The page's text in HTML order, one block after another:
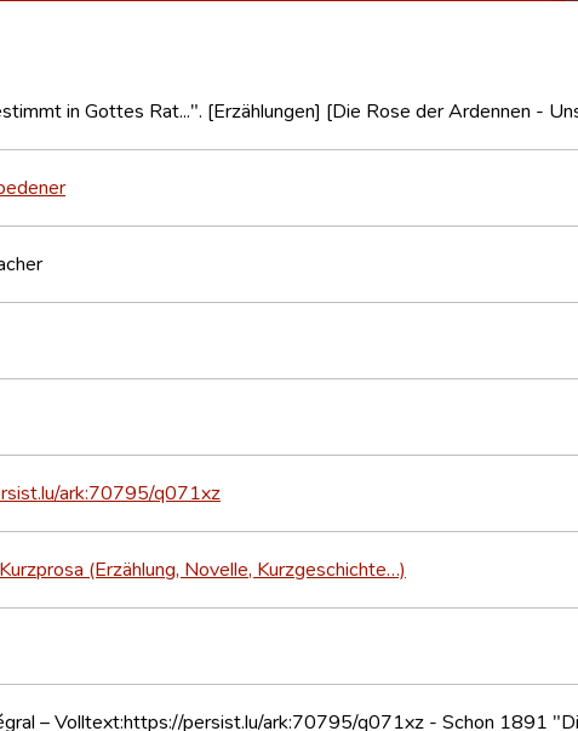
in Gottes Rat...". [Erzählungen] [Die Rose der Ardennen -
ark:70795/q071xz
Kurzprosa (Erzählung, Novelle, Kurzgeschichte…)
– Volltext:https://persist.lu/ark:70795/q071xz - Schon 1891